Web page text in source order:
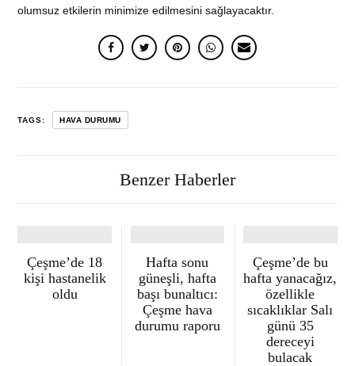
olumsuz etkilerin minimize edilmesini sağlayacaktır.
TAGS: HAVA DURUMU
Benzer Haberler
Çeşme’de 18
kişi hastanelik
oldu
Hafta sonu
güneşli, hafta
başı bunaltıcı:
Çeşme hava
durumu raporu
Çeşme’de bu
hafta yanacağız,
özellikle
sıcaklıklar Salı
günü 35
dereceyi
bulacak